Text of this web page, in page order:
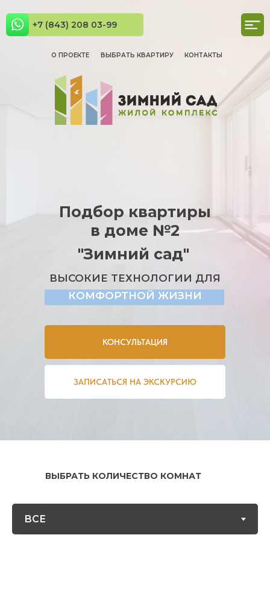
О ПРОЕКТЕ ВЫБРАТЬ КВАРТИРУ КОНТАКТЫ
+7 (843) 208 03-99
Подбор квартиры
в доме №2
ВЫСОКИЕ ТЕХНОЛОГИИ ДЛЯ
КОМФОРТНОЙ ЖИЗНИ
"Зимний сад"
КОНСУЛЬТАЦИЯ
ЗАПИСАТЬСЯ НА ЭКСКУРСИЮ
ВЫБРАТЬ КОЛИЧЕСТВО КОМНАТ